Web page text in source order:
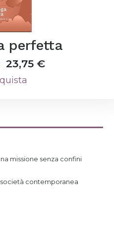
perfetta
23,75 €
missione senza confini
contemporanea